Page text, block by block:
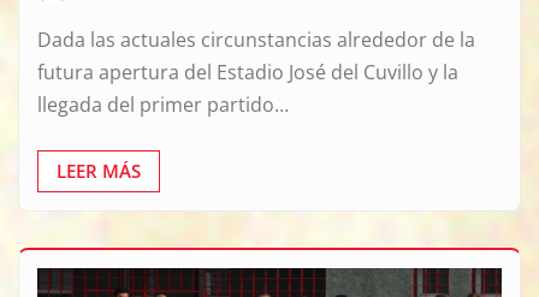
Dada las actuales circunstancias alrededor de la
futura apertura del Estadio José del Cuvillo y la
llegada del primer partido…
LEER MÁS